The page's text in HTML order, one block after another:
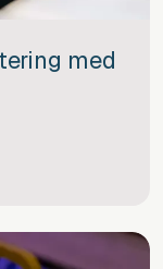
med